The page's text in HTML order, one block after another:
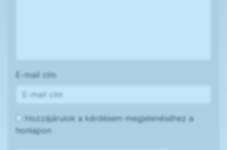
E-mail cím
Hozzájárulok a kérdésem megjelenéséhez a
honlapon